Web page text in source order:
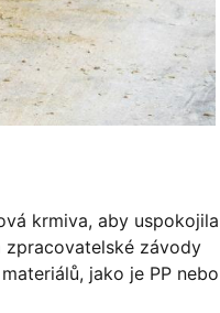
krmiva, aby uspokojila
závody
jako je PP nebo